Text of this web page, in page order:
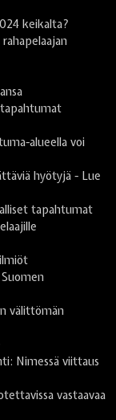
keikalta?
alueella voi
hyötyjä - Lue
tapahtumat
välittömän
Nimessä viittaus
vastaavaa